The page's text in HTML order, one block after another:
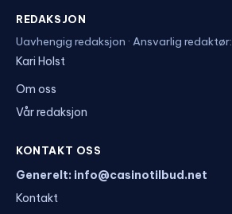
REDAKSJON
Uavhengig redaksjon · Ansvarlig redaktør:
Kari Holst
Om oss
Vår redaksjon
KONTAKT OSS
Generelt: info@casinotilbud.net
Kontakt